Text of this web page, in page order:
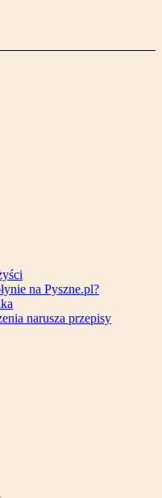
na Pyszne.pl?
narusza przepisy